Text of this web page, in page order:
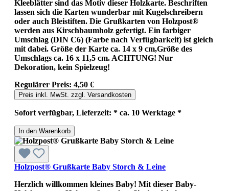
Kleeblätter sind das Motiv dieser Holzkarte. Beschriften
lassen sich die Karten wunderbar mit Kugelschreibern
oder auch Bleistiften. Die Grußkarten von Holzpost®
werden aus Kirschbaumholz gefertigt. Ein farbiger
Umschlag (DIN C6) (Farbe nach Verfügbarkeit) ist gleich
mit dabei. Größe der Karte ca. 14 x 9 cm,Größe des
Umschlags ca. 16 x 11,5 cm. ACHTUNG! Nur
Dekoration, kein Spielzeug!
Regulärer Preis: 4,50 €
Preis inkl. MwSt. zzgl. Versandkosten
Sofort verfügbar, Lieferzeit: * ca. 10 Werktage *
In den Warenkorb
Holzpost® Grußkarte Baby Storch & Leine
Herzlich willkommen kleines Baby! Mit dieser Baby-